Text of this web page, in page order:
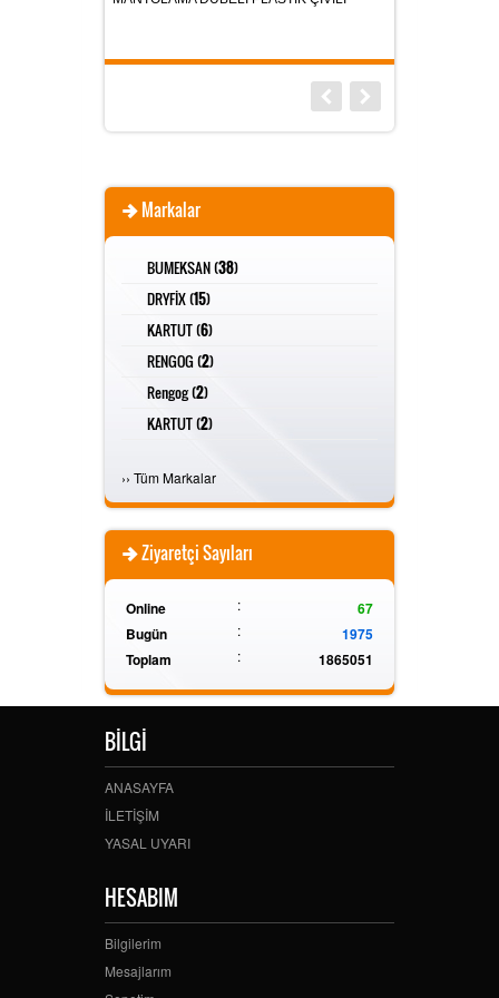
Markalar
BUMEKSAN (38)
DRYFİX (15)
KARTUT (6)
RENGOG (2)
Rengog (2)
KARTUT (2)
›› Tüm Markalar
Ziyaretçi Sayıları
Online :
67
Bugün
:
1975
Toplam
: 1865051
BİLGİ
ANASAYFA
İLETİŞİM
YASAL UYARI
HESABIM
Bilgilerim
Mesajlarım